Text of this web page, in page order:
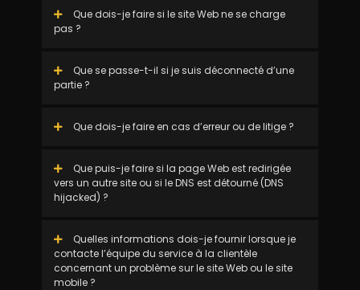
Que dois-je faire si le site Web ne se charge
pas ?
Que se passe-t-il si je suis déconnecté d’une
partie ?
Que dois-je faire en cas d’erreur ou de litige ?
Que puis-je faire si la page Web est redirigée
vers un autre site ou si le DNS est détourné (DNS
hijacked) ?
Quelles informations dois-je fournir lorsque je
contacte l’équipe du service à la clientèle
concernant un problème sur le site Web ou le site
mobile ?